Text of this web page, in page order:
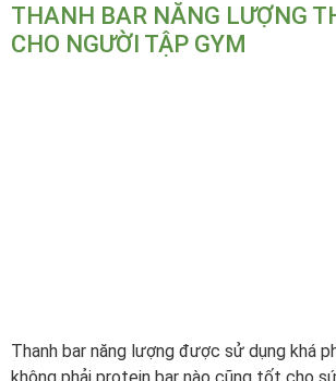
THANH BAR NĂNG LƯỢNG
CHO NGƯỜI TẬP GYM
Thanh bar năng lượng được sử dụng khá